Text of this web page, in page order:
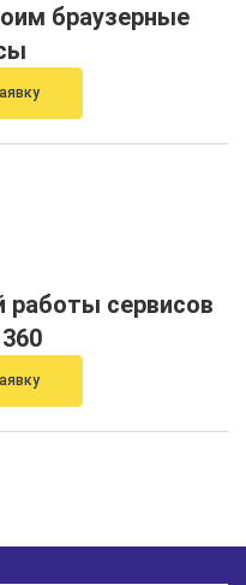
браузерные
работы сервисов